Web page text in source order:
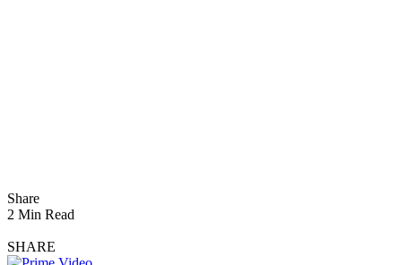
Share
2 Min Read
SHARE